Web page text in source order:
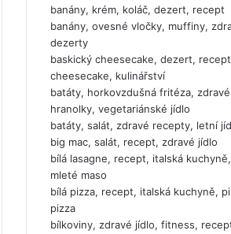
banány, krém, koláč, dezert, recept
banány, ovesné vločky, muffiny,
dezerty
baskický cheesecake, dezert,
cheesecake, kulinářství
batáty, horkovzdušná fritéza,
hranolky, vegetariánské jídlo
batáty, salát, zdravé recepty, letní
big mac, salát, recept, zdravé jídlo
bílá lasagne, recept, italská
mleté maso
bílá pizza, recept, italská kuchyně,
pizza
bílkoviny, zdravé jídlo, fitness,